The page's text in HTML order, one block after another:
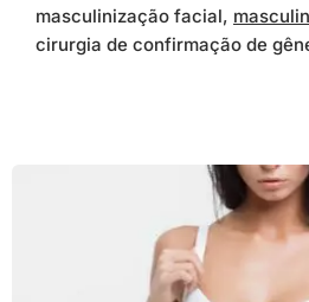
masculinização facial,
cirurgia de confirmação de